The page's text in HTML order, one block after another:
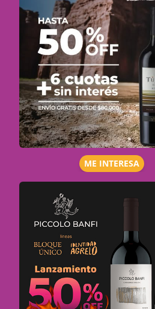
ME INTERESA